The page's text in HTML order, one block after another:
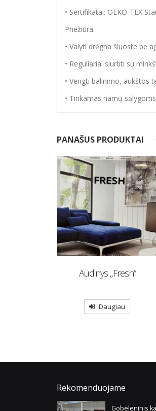
• Sertifikatai: OEKO-TEX
Priežiūra:
• Valyti drėgna šluoste be
• Reguliariai siurbti su
• Vengti balinimo, aukštos
• Tinkamas namų
PANAŠUS PRODUKTAI
Audinys „Fresh“
Daugiau
Rekomenduojame
Gobeleninis